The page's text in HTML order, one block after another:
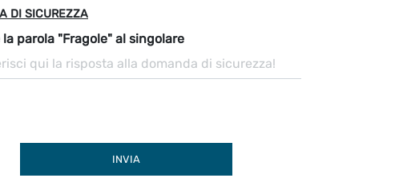
DI SICUREZZA
parola "Fragole" al singolare
INVIA